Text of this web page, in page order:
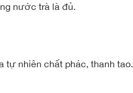
nước trà là đủ.
tự nhiên chất phác, thanh tao.